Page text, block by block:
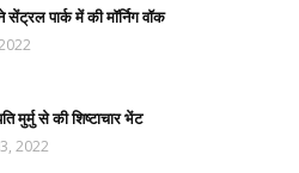
सेंट्रल पार्क में की मॉर्निग वॉक
मुर्मु से की शिष्टाचार भेंट
2022